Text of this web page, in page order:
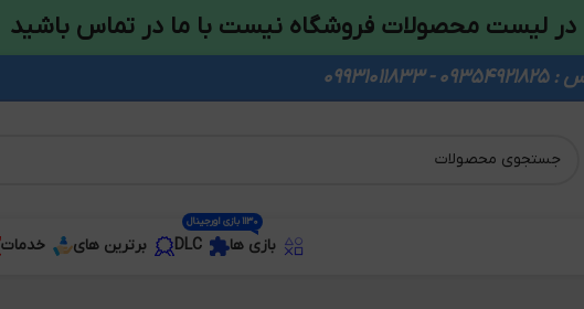
بازی ها
1130 بازی اورجینال
DLC برترین های خدمات
در لیست محصولات فروشگاه نیست با ما در تماس باشید